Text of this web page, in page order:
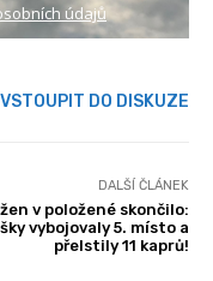
údajů
VSTOUPIT DO DISKUZE
DALŠÍ ČLÁNEK
žen v položené skončilo:
vybojovaly 5. místo a
přelstily 11 kaprů!